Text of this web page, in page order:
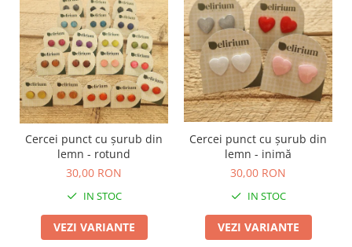
TOATE Produsele Personalizate
Cercei punct cu șurub din
lemn - rotund
30,00 RON
IN STOC
VEZI VARIANTE
Cercei punct cu șurub din
lemn - inimă
30,00 RON
IN STOC
VEZI VARIANTE